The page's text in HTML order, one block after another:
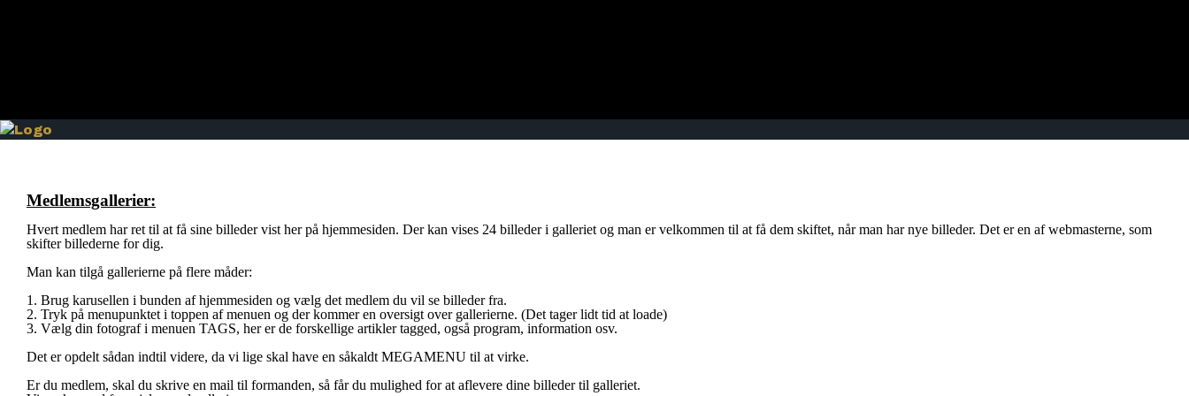
Medlemsgallerier:
Hvert medlem har ret til at få sine billeder vist her på hjemmesiden. Der kan vises 24 billeder i galleriet og man er velkommen til at få dem skiftet, når man har nye billeder. Det er en af webmasterne, som
skifter billederne for dig.
Man kan tilgå gallerierne på flere måder:
1. Brug karusellen i bunden af hjemmesiden og vælg det medlem du vil se billeder fra.
2. Tryk på menupunktet i toppen af menuen og der kommer en oversigt over gallerierne. (Det tager lidt tid at loade)
3. Vælg din fotograf i menuen TAGS, her er de forskellige artikler tagged, også program, information osv.
Det er opdelt sådan indtil videre, da vi lige skal have en såkaldt MEGAMENU til at virke.
Er du medlem, skal du skrive en mail til formanden, så får du mulighed for at aflevere dine billeder til galleriet.